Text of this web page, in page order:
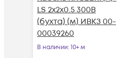
LS 2х2х0.5 300В
(бухта) (м) ИВКЗ 00-
00039260
В наличии: 10+ м